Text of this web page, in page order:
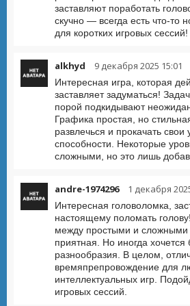
заставляют поработать
скучно — всегда есть что-то
для коротких игровых сессий!
alkhyd 9 декабря 2025 15:01
Интересная игра, которая
заставляет задуматься!
порой подкидывают
Графика простая, но
развлечься и прокачать свои
способности. Некоторые
сложными, но это лишь
andre-1974296 1 декабря
Интересная головоломка,
настоящему поломать
между простыми и сложными
приятная. Но иногда
разнообразия. В целом,
времяпрепровождение для
интеллектуальных игр.
игровых сессий.